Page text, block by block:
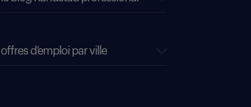
offres d’emploi par ville